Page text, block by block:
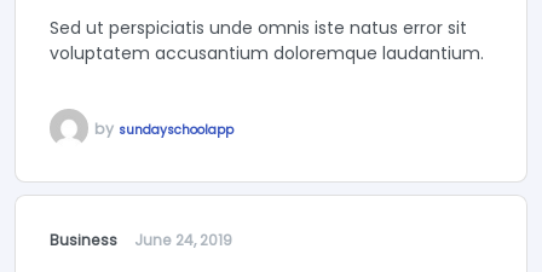
Sed ut perspiciatis unde omnis iste natus error sit
voluptatem accusantium doloremque laudantium.
by sundayschoolapp
Business June 24, 2019